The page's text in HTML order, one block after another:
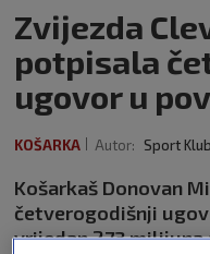
Zvijezda
potpisala
ugovor u
KOŠARKA Autor: Sport Klub
Košarkaš Donovan
četverogodišnji
vrijedan 273 milijuna